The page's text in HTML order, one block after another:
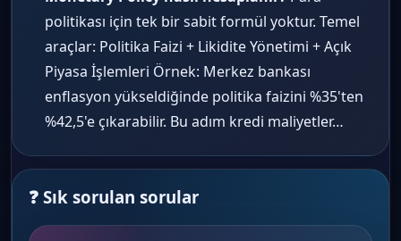
politikası için tek bir sabit formül yoktur. Temel
araçlar: Politika Faizi + Likidite Yönetimi + Açık
Piyasa İşlemleri Örnek: Merkez bankası
enflasyon yükseldiğinde politika faizini %35'ten
%42,5'e çıkarabilir. Bu adım kredi maliyetler…
❓ Sık sorulan sorular